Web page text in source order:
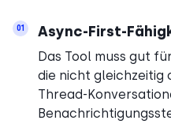
01 Async-First-
Das Tool muss gut
die nicht gleichzeitig
Thread-